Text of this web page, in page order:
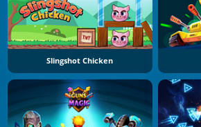
Slingshot Chicken